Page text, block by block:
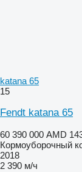
katana 65
15
Fendt katana 65
60 390 000 AMD
Кормоуборочный
2018
2 390 м/ч